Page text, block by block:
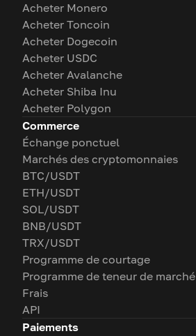
Acheter Monero
Acheter Toncoin
Acheter Dogecoin
Acheter USDC
Acheter Avalanche
Acheter Shiba Inu
Acheter Polygon
Commerce
Échange ponctuel
Marchés des cryptomonnaies
BTC/USDT
ETH/USDT
SOL/USDT
BNB/USDT
TRX/USDT
Programme de courtage
Programme de teneur de marché
Frais
API
Paiements